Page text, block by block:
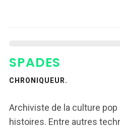
SPADES
CHRONIQUEUR.
Archiviste de la culture
histoires. Entre autres